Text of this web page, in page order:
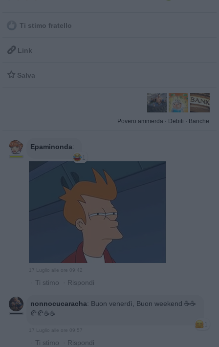
Ti stimo fratello
 Link
 Salva
Povero ammerda · Debiti · Banche
Epaminonda:
1
17 Luglio alle ore 09:42
· Ti stimo · Rispondi
nonnocucaracha: Buon venerdì, Buon weekend ☕️☕️
🥐🥐☕️☕️
1
17 Luglio alle ore 09:57
· Ti stimo · Rispondi